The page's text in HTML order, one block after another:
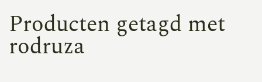
Producten getagd met
rodruza